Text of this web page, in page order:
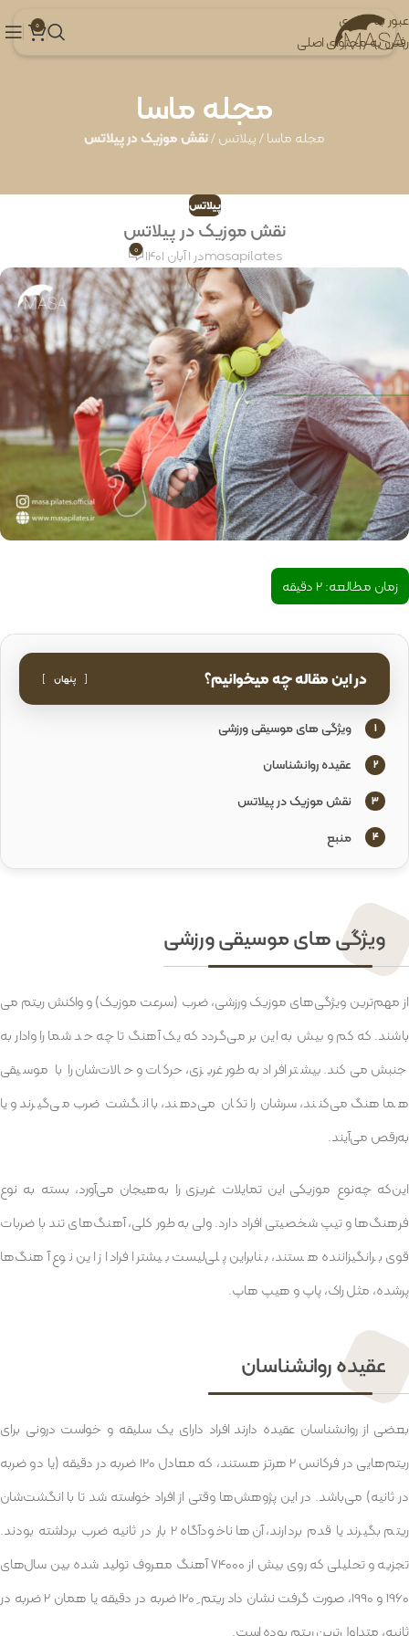
عبور به ناوبری
رفتن به محتوای اصلی
0
مجله ماسا
مجله ماسا/پیلاتس/نقش موزیک در پیلاتس
پیلاتس
نقش موزیک در پیلاتس
masapilatesدر 1 آبان 1401 0
زمان مطالعه:2دقیقه
در این مقاله چه میخوانیم؟ پنهان
1 ویژگی های موسیقی ورزشی
2 عقیده روانشناسان
3 نقش موزیک در پیلاتس
4 منبع
ویژگی های موسیقی ورزشی
از مهم‌ترین ویژگی‌های موزیک ورزشی، ضرب (سرعت موزیک) و واکنش ریتم می
باشند. که کم و بیش به این بر می‌گردد که یک آهنگ تا چه حد شما را وادار به
جنبش می‌کند. بیشتر افراد به‌طور غریزی، حرکات و حالات‌شان را با موسیقی
هماهنگ می‌کنند، سرشان را تکان می‌دهند، با انگشت ضرب می‌گیرند و یا
به‌رقص می‌آیند.
این‌که چه‌نوع موزیکی این تمایلات غریزی را به‌هیجان می‌آورد، بسته به نوع
فرهنگ‌ها و تیپ شخصیتی افراد دارد. ولی به‌طور کلی، آهنگ‌های تند با ضربات
قوی برانگیزاننده هستند، بنابراین پلی‌لیست بیشتر افراد از این نوع آهنگ‌ها
پرشده، مثل راک، پاپ و هیپ هاپ.
عقیده روانشناسان
بعضی از روانشناسان عقیده دارند افراد دارای یک سلیقه و خواست درونی برای
ریتم‌هایی در فرکانس 2 هرتز هستند، که معادل 120 ضربه در دقیقه (یا دو ضربه
در ثانیه) می‌باشد. در این پژوهش‌ها وقتی از افراد خواسته شد تا با انگشت‌شان
ریتم بگیرند یا قدم بردارند، آن‌ها ناخودآگاه 2 بار در ثانیه ضرب برداشته بودند.
تجزیه و تحلیلی که روی بیش از 74000 آهنگ معروف تولید شده بین سال‌های
1960 و 1990، صورت گرفت نشان داد ریتم ِ 120 ضربه در دقیقه یا همان 2 ضربه در